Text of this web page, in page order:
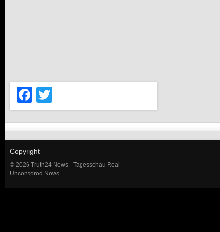
Facebook
Copyright
© 2026 Truth24 News - Tagesschau Real
Uncensored News.